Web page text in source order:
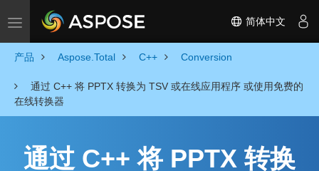
Toggle navigation 简体中文
产品 Aspose.Total C++ Conversion
通过 C++ 将 PPTX 转换为 TSV 或在线应用程序 或使用免费的
在线转换器
通过 C++ 将 PPTX 转换